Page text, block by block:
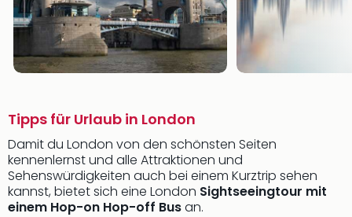
Tipps für Urlaub in London
Damit du London von den schönsten Seiten
kennenlernst und alle Attraktionen und
Sehenswürdigkeiten auch bei einem Kurztrip sehen
kannst, bietet sich eine London Sightseeingtour mit
einem Hop-on Hop-off Busan.